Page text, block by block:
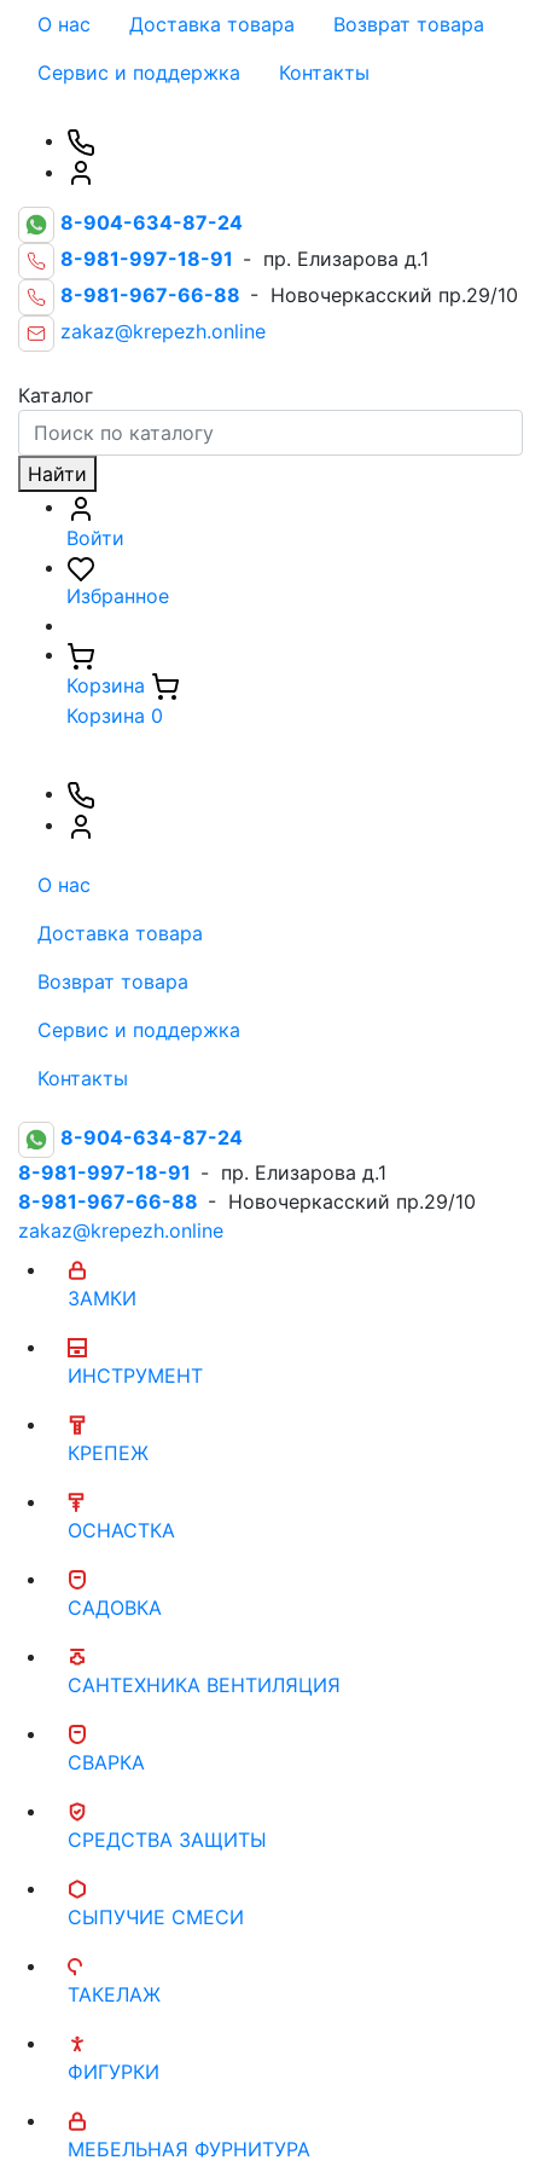
О нас Доставка товара
Возврат товара
Сервис и поддержка
Контакты
8-904-634-87-24
8-981-997-18-91 - пр. Елизарова д.1
8-981-967-66-88 - Новочеркасский пр.29/10
zakaz@krepezh.online
Каталог
Найти
Войти
Избранное
Корзина
Корзина 0
О нас
Доставка товара
Возврат товара
Сервис и поддержка
Контакты
8-904-634-87-24
8-981-997-18-91 - пр. Елизарова д.1
8-981-967-66-88 - Новочеркасский пр.29/10
zakaz@krepezh.online
ЗАМКИ
ИНСТРУМЕНТ
КРЕПЕЖ
ОСНАСТКА
САДОВКА
САНТЕХНИКА ВЕНТИЛЯЦИЯ
СВАРКА
СРЕДСТВА ЗАЩИТЫ
СЫПУЧИЕ СМЕСИ
ТАКЕЛАЖ
ФИГУРКИ
МЕБЕЛЬНАЯ ФУРНИТУРА